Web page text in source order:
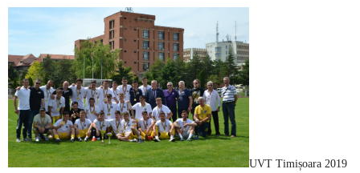
UVT Timișoara 2019